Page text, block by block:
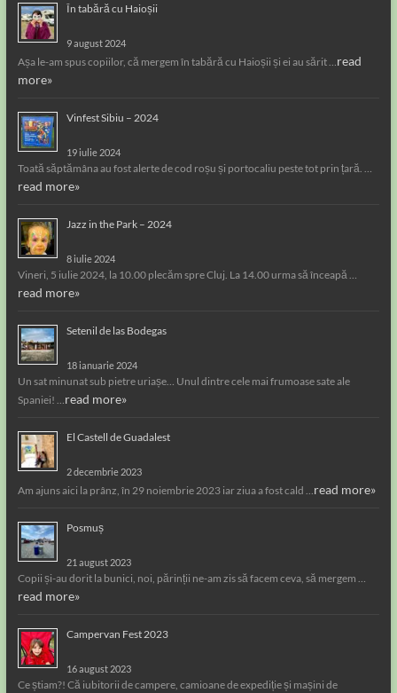
În tabără cu Haioșii
9 august 2024
Așa le-am spus copiilor, că mergem în tabără cu Haioșii și ei au sărit … read
more»
Vinfest Sibiu – 2024
19 iulie 2024
Toată săptămâna au fost alerte de cod roșu și portocaliu peste tot prin țară. …
read more»
Jazz in the Park – 2024
8 iulie 2024
Vineri, 5 iulie 2024, la 10.00 plecăm spre Cluj. La 14.00 urma să înceapă …
read more»
Setenil de las Bodegas
18 ianuarie 2024
Un sat minunat sub pietre uriașe… Unul dintre cele mai frumoase sate ale
Spaniei! … read more»
El Castell de Guadalest
2 decembrie 2023
Am ajuns aici la prânz, în 29 noiembrie 2023 iar ziua a fost cald … read more»
Posmuș
21 august 2023
Copii și-au dorit la bunici, noi, părinții ne-am zis să facem ceva, să mergem …
read more»
Campervan Fest 2023
16 august 2023
Ce știam?! Că iubitorii de campere, camioane de expediție și mașini de